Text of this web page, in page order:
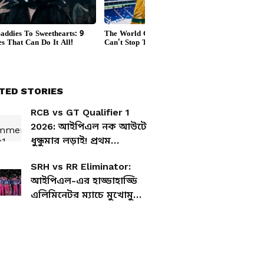
STORIES
RCB vs GT Qualifier 1
2026: আইপিএল নক আউটে
ধুন্ধুমার লড়াই! প্রথম
বেঙ্গালুরু বনাম গুজরাত
SRH vs RR Eliminator:
আইপিএল-এর হাড্ডাহাড্ডি
এলিমিনেটর ম্যাচে মুখোমুখি